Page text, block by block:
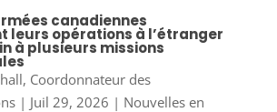
canadiennes
leurs opérations à l’étranger
à plusieurs missions
Coordonnateur des
| Juil 29, 2026 | Nouvelles en